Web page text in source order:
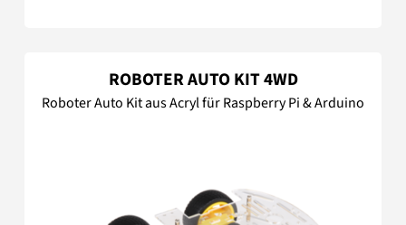
ROBOTER AUTO KIT 4WD
Roboter Auto Kit aus Acryl für Raspberry Pi & Arduino